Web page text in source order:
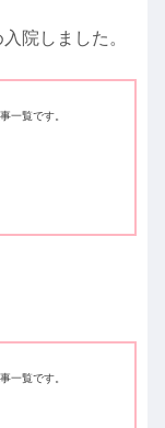
院しました。
一覧です。
一覧です。